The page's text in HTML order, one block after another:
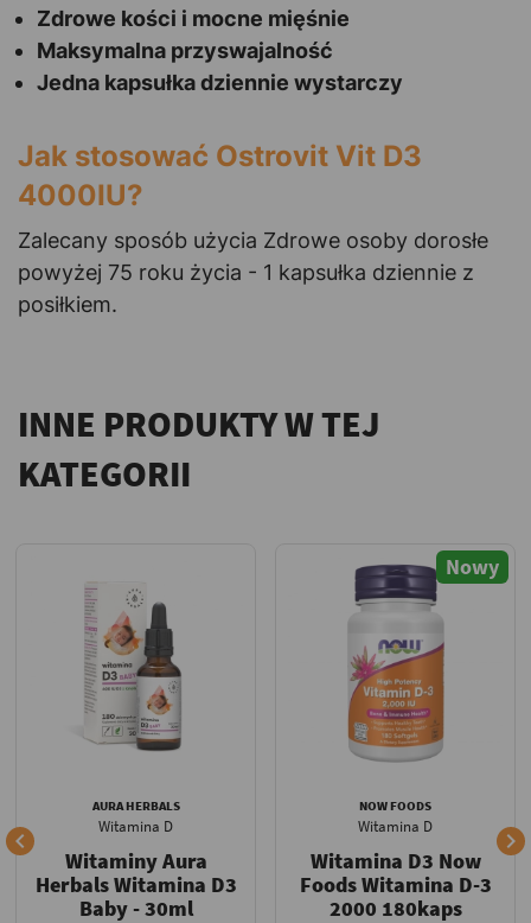
Zdrowe kości i mocne mięśnie
Maksymalna przyswajalność
Jedna kapsułka dziennie wystarczy
Jak stosować Ostrovit Vit D3
4000IU?
Zalecany sposób użycia Zdrowe osoby dorosłe
powyżej 75 roku życia - 1 kapsułka dziennie z
posiłkiem.
INNE PRODUKTY W TEJ
KATEGORII

AURA HERBALS
Witamina D
Witaminy Aura
Herbals Witamina D3
Baby - 30ml
Nowy
NOW FOODS
Witamina D
Witamina D3 Now
Foods Witamina D-3
2000 180kaps
